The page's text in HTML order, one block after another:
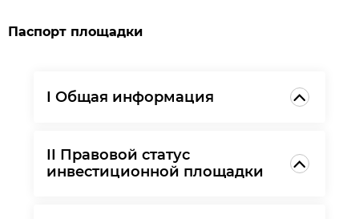
Паспорт площадки
I Общая информация
II Правовой статус
инвестиционной площадки